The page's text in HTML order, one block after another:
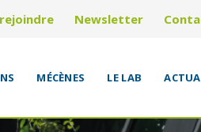
Newsletter
MÉCÈNES LE LAB